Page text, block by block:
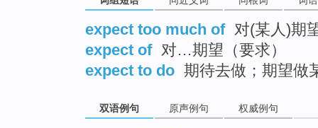
expect too much of 对(某人)期
expect of 对…期望（要求）
expect to do 期待去做；期望做
双语例句 原声例句 权威例句